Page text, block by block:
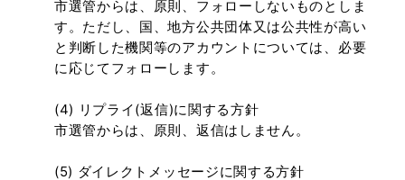
市選管からは、原則、フォローしないものとしま
す。ただし、国、地方公共団体又は公共性が高い
と判断した機関等のアカウントについては、必要
に応じてフォローします。
(4) リプライ(返信)に関する方針
市選管からは、原則、返信はしません。
(5) ダイレクトメッセージに関する方針